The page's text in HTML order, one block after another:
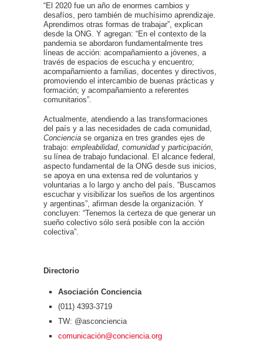
“El 2020 fue un año de enormes cambios y
desafíos, pero también de muchísimo aprendizaje.
Aprendimos otras formas de trabajar”, explican
desde la ONG. Y agregan: “En el contexto de la
pandemia se abordaron fundamentalmente tres
líneas de acción: acompañamiento a jóvenes, a
través de espacios de escucha y encuentro;
acompañamiento a familias, docentes y directivos,
promoviendo el intercambio de buenas prácticas y
formación; y acompañamiento a referentes
comunitarios”.
Actualmente, atendiendo a las transformaciones
del país y a las necesidades de cada comunidad,
Conciencia se organiza en tres grandes ejes de
trabajo: empleabilidad, comunidad y participación
su línea de trabajo fundacional. El alcance federal,
aspecto fundamental de la ONG desde sus inicios,
se apoya en una extensa red de voluntarios y
voluntarias a lo largo y ancho del país. “Buscamos
escuchar y visibilizar los sueños de los argentinos
y argentinas”, afirman desde la organización. Y
concluyen: “Tenemos la certeza de que generar un
sueño colectivo sólo será posible con la acción
colectiva”.
Directorio
Asociación Conciencia
(011) 4393-3719
TW: @asconciencia
comunicación@conciencia.org